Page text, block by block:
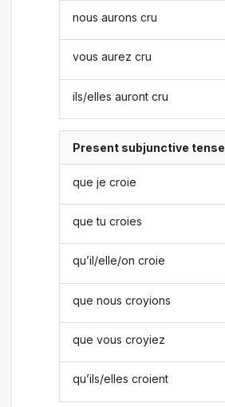
nous aurons cru
vous aurez cru
ils/elles auront cru
Present subjunctive tense
que je croie
que tu croies
qu’il/elle/on croie
que nous croyions
que vous croyiez
qu’ils/elles croient